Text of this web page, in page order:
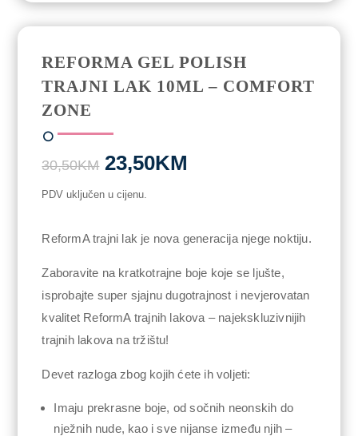
REFORMA GEL POLISH
TRAJNI LAK 10ML – COMFORT
ZONE
30,50KM Original
price
was:
23,50KM
PDV uključen u cijenu.
ReformA trajni lak je nova generacija njege noktiju.
Zaboravite na kratkotrajne boje koje se ljušte,
isprobajte super sjajnu dugotrajnost i nevjerovatan
kvalitet ReformA trajnih lakova – najekskluzivnijih
trajnih lakova na tržištu!
Devet razloga zbog kojih ćete ih voljeti:
Imaju prekrasne boje, od sočnih neonskih do
nježnih nude, kao i sve nijanse između njih –